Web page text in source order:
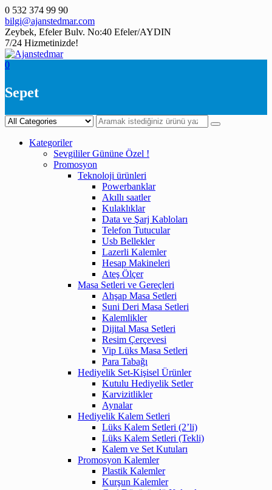
Skip
to
content
0 532 374 99 90
bilgi@ajanstedmar.com
Zeybek, Efeler Bulv. No:40 Efeler/AYDIN
7/24 Hizmetinizde!
0
Sepet
Kategoriler
Sevgililer Gününe Özel !
Promosyon
Teknoloji ürünleri
Powerbanklar
Akıllı saatler
Kulaklıklar
Data ve Şarj Kabloları
Telefon Tutucular
Usb Bellekler
Lazerli Kalemler
Hesap Makineleri
Ateş Ölçer
Masa Setleri ve Gereçleri
Ahşap Masa Setleri
Suni Deri Masa Setleri
Kalemlikler
Dijital Masa Setleri
Resim Çerçevesi
Vip Lüks Masa Setleri
Para Tabağı
Hediyelik Set-Kişisel Ürünler
Kutulu Hediyelik Setler
Karvizitlikler
Aynalar
Hediyelik Kalem Setleri
Lüks Kalem Setleri (2’li)
Lüks Kalem Setleri (Tekli)
Kalem ve Set Kutuları
Promosyon Kalemler
Plastik Kalemler
Kurşun Kalemler